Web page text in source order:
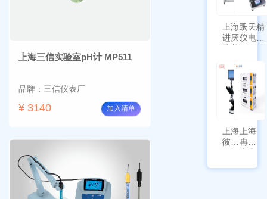
上海三信实验室pH计 MP511
品牌：三信仪表厂
¥ 3140 加入清单
功能
上海跃
进厌氧
培养箱
III-T
上天精
仪电子
带审计
追踪功
能
上海
彼爱
姆视
上海
冉绘
大容